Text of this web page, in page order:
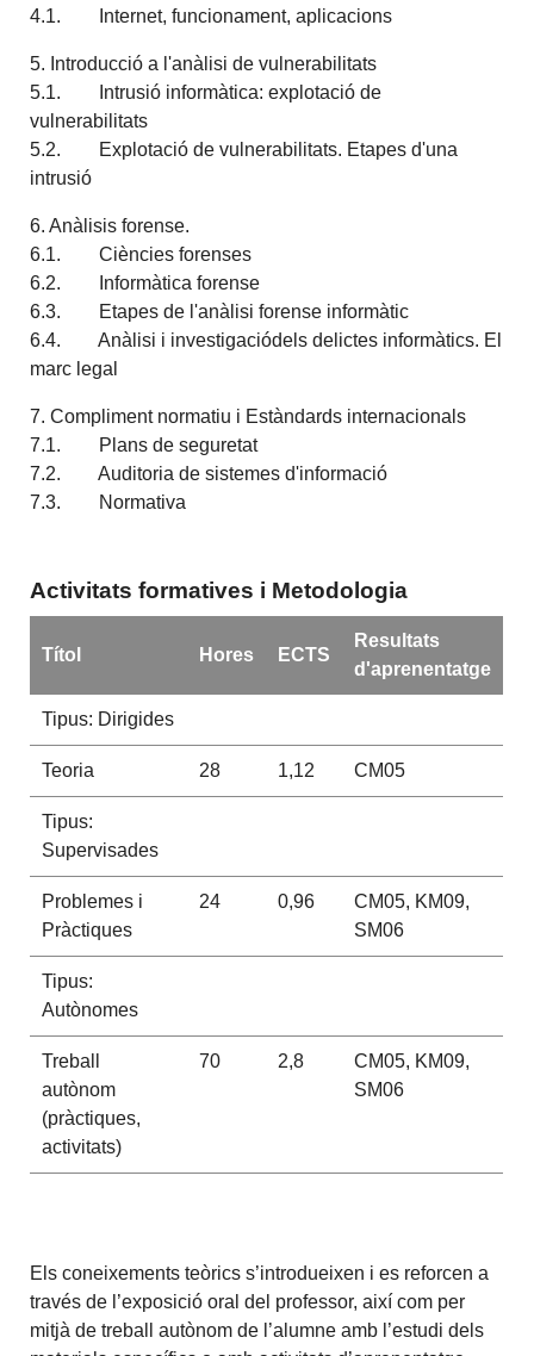
4.1. Internet, funcionament, aplicacions
5. Introducció a l'anàlisi de vulnerabilitats
5.1. Intrusió informàtica: explotació de
vulnerabilitats
5.2. Explotació de vulnerabilitats. Etapes d'una
intrusió
6. Anàlisis forense.
6.1. Ciències forenses
6.2. Informàtica forense
6.3. Etapes de l'anàlisi forense informàtic
6.4. Anàlisi i investigaciódels delictes informàtics. El
marc legal
7. Compliment normatiu i Estàndards internacionals
7.1. Plans de seguretat
7.2. Auditoria de sistemes d'informació
7.3. Normativa
Activitats formatives i Metodologia
Títol Hores ECTS
Resultats
d'aprenentatge
Tipus: Dirigides
Teoria 28 1,12 CM05
Tipus:
Supervisades
Problemes i
Pràctiques
24 0,96
CM05, KM09,
SM06
Tipus:
Autònomes
Treball
autònom
(pràctiques,
activitats)
70 2,8
CM05, KM09,
SM06
Els coneixements teòrics s’introdueixen i es reforcen a
través de l’exposició oral del professor, així com per
mitjà de treball autònom de l’alumne amb l’estudi dels